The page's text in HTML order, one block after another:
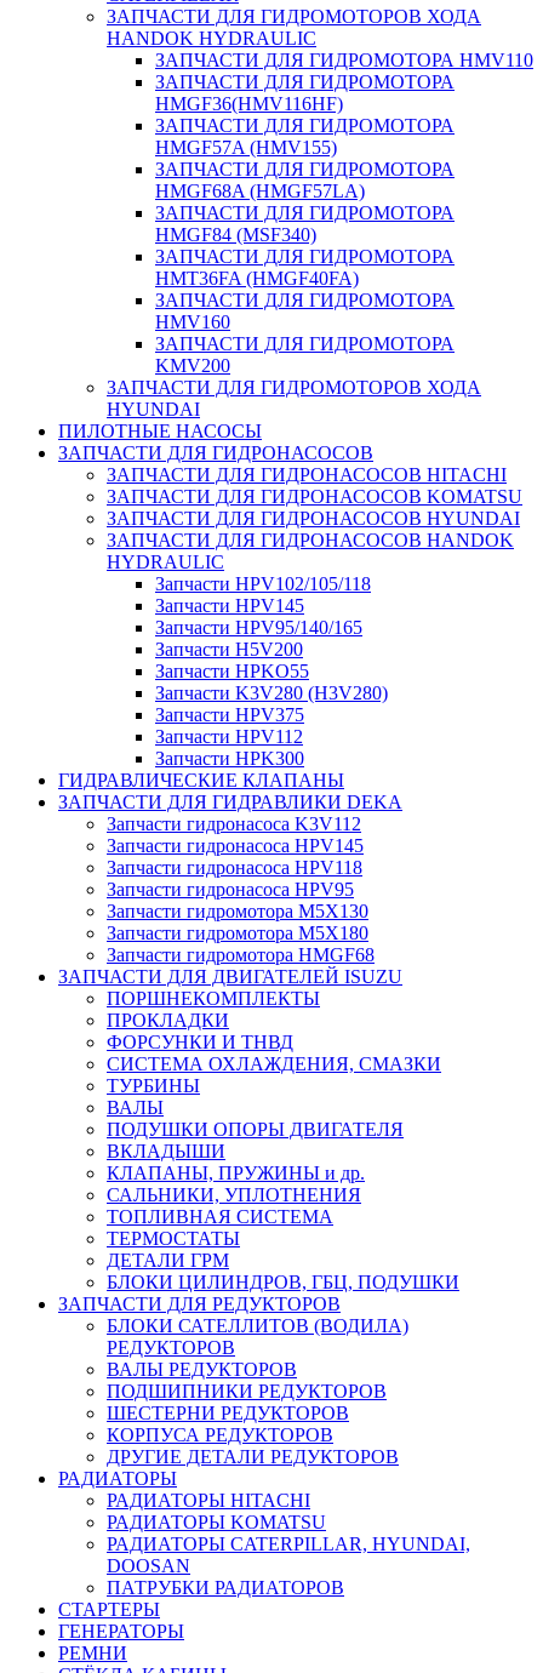
ЗАПЧАСТИ ДЛЯ ГИДРОМОТОРОВ ХОДА
HANDOK HYDRAULIC
ЗАПЧАСТИ ДЛЯ ГИДРОМОТОРА HMV110
ЗАПЧАСТИ ДЛЯ ГИДРОМОТОРА
HMGF36(HMV116HF)
ЗАПЧАСТИ ДЛЯ ГИДРОМОТОРА
HMGF57A (HMV155)
ЗАПЧАСТИ ДЛЯ ГИДРОМОТОРА
HMGF68A (HMGF57LA)
ЗАПЧАСТИ ДЛЯ ГИДРОМОТОРА
HMGF84 (MSF340)
ЗАПЧАСТИ ДЛЯ ГИДРОМОТОРА
HMT36FA (HMGF40FA)
ЗАПЧАСТИ ДЛЯ ГИДРОМОТОРА
HMV160
ЗАПЧАСТИ ДЛЯ ГИДРОМОТОРА
KMV200
ЗАПЧАСТИ ДЛЯ ГИДРОМОТОРОВ ХОДА
HYUNDAI
ПИЛОТНЫЕ НАСОСЫ
ЗАПЧАСТИ ДЛЯ ГИДРОНАСОСОВ
ЗАПЧАСТИ ДЛЯ ГИДРОНАСОСОВ HITACHI
ЗАПЧАСТИ ДЛЯ ГИДРОНАСОСОВ KOMATSU
ЗАПЧАСТИ ДЛЯ ГИДРОНАСОСОВ HYUNDAI
ЗАПЧАСТИ ДЛЯ ГИДРОНАСОСОВ HANDOK
HYDRAULIC
Запчасти HPV102/105/118
Запчасти HPV145
Запчасти HPV95/140/165
Запчасти H5V200
Запчасти HPKO55
Запчасти K3V280 (H3V280)
Запчасти HPV375
Запчасти HPV112
Запчасти HPK300
ГИДРАВЛИЧЕСКИЕ КЛАПАНЫ
ЗАПЧАСТИ ДЛЯ ГИДРАВЛИКИ DEKA
Запчасти гидронасоса K3V112
Запчасти гидронасоса HPV145
Запчасти гидронасоса HPV118
Запчасти гидронасоса HPV95
Запчасти гидромотора M5X130
Запчасти гидромотора M5X180
Запчасти гидромотора HMGF68
ЗАПЧАСТИ ДЛЯ ДВИГАТЕЛЕЙ ISUZU
ПОРШНЕКОМПЛЕКТЫ
ПРОКЛАДКИ
ФОРСУНКИ И ТНВД
СИСТЕМА ОХЛАЖДЕНИЯ, СМАЗКИ
ТУРБИНЫ
ВАЛЫ
ПОДУШКИ ОПОРЫ ДВИГАТЕЛЯ
ВКЛАДЫШИ
КЛАПАНЫ, ПРУЖИНЫ и др.
САЛЬНИКИ, УПЛОТНЕНИЯ
ТОПЛИВНАЯ СИСТЕМА
ТЕРМОСТАТЫ
ДЕТАЛИ ГРМ
БЛОКИ ЦИЛИНДРОВ, ГБЦ, ПОДУШКИ
ЗАПЧАСТИ ДЛЯ РЕДУКТОРОВ
БЛОКИ САТЕЛЛИТОВ (ВОДИЛА)
РЕДУКТОРОВ
ВАЛЫ РЕДУКТОРОВ
ПОДШИПНИКИ РЕДУКТОРОВ
ШЕСТЕРНИ РЕДУКТОРОВ
КОРПУСА РЕДУКТОРОВ
ДРУГИЕ ДЕТАЛИ РЕДУКТОРОВ
РАДИАТОРЫ
РАДИАТОРЫ HITACHI
РАДИАТОРЫ KOMATSU
РАДИАТОРЫ CATERPILLAR, HYUNDAI,
DOOSAN
ПАТРУБКИ РАДИАТОРОВ
СТАРТЕРЫ
ГЕНЕРАТОРЫ
РЕМНИ